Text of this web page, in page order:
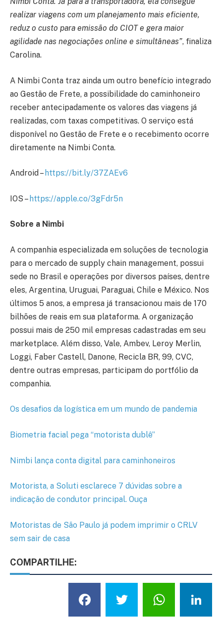
realizar viagens com um planejamento mais eficiente,
reduz o custo para emissão do CIOT e gera maior
agilidade nas negociações online e simultâneas”, finaliza
Carolina.
A Nimbi Conta traz ainda um outro benefício integrado
ao Gestão de Frete, a possibilidade do caminhoneiro
receber antecipadamente os valores das viagens já
realizadas, com taxas competitivas. O serviço está
disponível no Gestão de Frete e o recebimento ocorre
diretamente na Nimbi Conta.
Android – https://bit.ly/37ZAEv6
IOS – https://apple.co/3gFdr5n
Sobre a Nimbi
A companhia especializada em soluções de tecnologia
para o mercado de supply chain management, possui
sede no Brasil e operações por diversos países, dentre
eles, Argentina, Uruguai, Paraguai, Chile e México. Nos
últimos 5 anos, a empresa já transacionou mais de 170
bilhões de reais em sua plataforma. A organização
possui mais de 250 mil empresas cadastradas em seu
marketplace. Além disso, Vale, Ambev, Leroy Merlin,
Loggi, Faber Castell, Danone, Recicla BR, 99, CVC,
dentre outras empresas, participam do portfólio da
companhia.
Os desafios da logística em um mundo de pandemia
Biometria facial pega “motorista dublê”
Nimbi lança conta digital para caminhoneiros
Motorista, a Soluti esclarece 7 dúvidas sobre a
indicação de condutor principal. Ouça
Motoristas de São Paulo já podem imprimir o CRLV
sem sair de casa
COMPARTILHE:
Facebook
Twitter